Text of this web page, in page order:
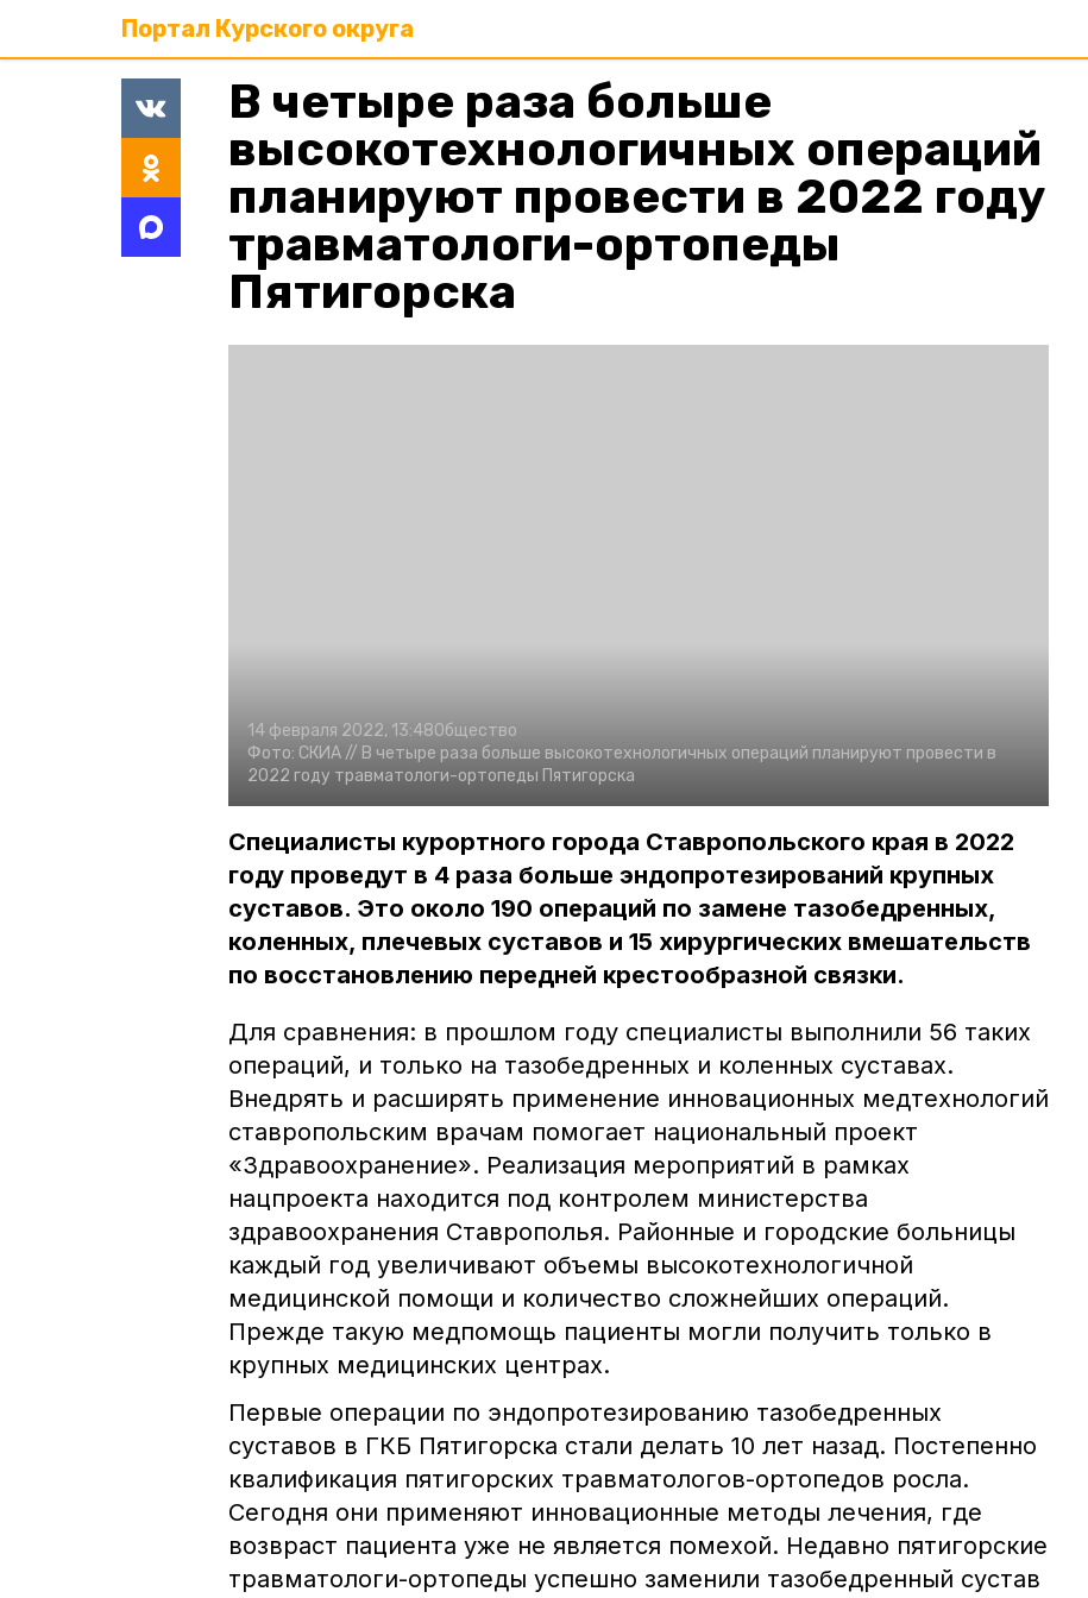
Портал Курского округа
В четыре раза больше
высокотехнологичных операций
планируют провести в 2022 году
травматологи-ортопеды
Пятигорска
14 февраля 2022, 13:48Общество
Фото: СКИА // В четыре раза больше высокотехнологичных операций планируют провести в
2022 году травматологи-ортопеды Пятигорска
Специалисты курортного города Ставропольского края в 2022
году проведут в 4 раза больше эндопротезирований крупных
суставов. Это около 190 операций по замене тазобедренных,
коленных, плечевых суставов и 15 хирургических вмешательств
по восстановлению передней крестообразной связки.
Для сравнения: в прошлом году специалисты выполнили 56 таких
операций, и только на тазобедренных и коленных суставах.
Внедрять и расширять применение инновационных медтехнологий
ставропольским врачам помогает национальный проект
«Здравоохранение». Реализация мероприятий в рамках
нацпроекта находится под контролем министерства
здравоохранения Ставрополья. Районные и городские больницы
каждый год увеличивают объемы высокотехнологичной
медицинской помощи и количество сложнейших операций.
Прежде такую медпомощь пациенты могли получить только в
крупных медицинских центрах.
Первые операции по эндопротезированию тазобедренных
суставов в ГКБ Пятигорска стали делать 10 лет назад. Постепенно
квалификация пятигорских травматологов-ортопедов росла.
Сегодня они применяют инновационные методы лечения, где
возвраст пациента уже не является помехой. Недавно пятигорские
травматологи-ортопеды успешно заменили тазобедренный сустав